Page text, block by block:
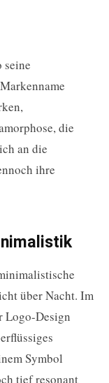
seine
die
an die
ihre
über Nacht. Im
Logo-Design
Symbol
tief resonant